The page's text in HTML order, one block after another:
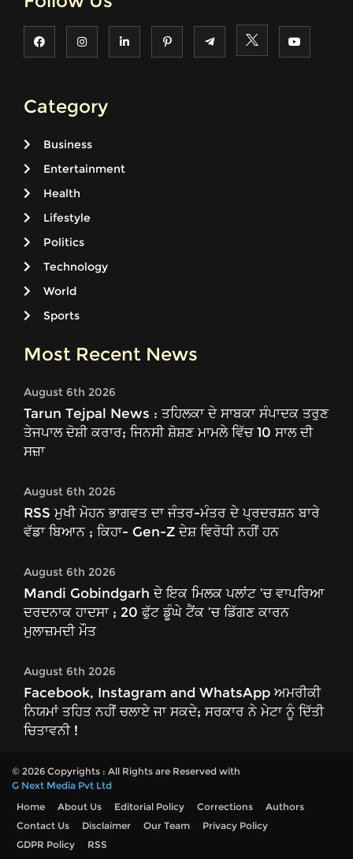
Category
Business
Entertainment
Health
Lifestyle
Politics
Technology
World
Sports
Most Recent News
August 6th 2026
Tarun Tejpal News : ਤਹਿਲਕਾ ਦੇ ਸਾਬਕਾ ਸੰਪਾਦਕ ਤਰੁਣ
ਤੇਜਪਾਲ ਦੋਸ਼ੀ ਕਰਾਰ; ਜਿਨਸੀ ਸ਼ੋਸ਼ਣ ਮਾਮਲੇ ਵਿੱਚ 10 ਸਾਲ ਦੀ
ਸਜ਼ਾ
August 6th 2026
RSS ਮੁਖੀ ਮੋਹਨ ਭਾਗਵਤ ਦਾ ਜੰਤਰ-ਮੰਤਰ ਦੇ ਪ੍ਰਦਰਸ਼ਨ ਬਾਰੇ
ਵੱਡਾ ਬਿਆਨ ; ਕਿਹਾ- Gen-Z ਦੇਸ਼ ਵਿਰੋਧੀ ਨਹੀਂ ਹਨ
August 6th 2026
Mandi Gobindgarh ਦੇ ਇਕ ਮਿਲਕ ਪਲਾਂਟ ’ਚ ਵਾਪਰਿਆ
ਦਰਦਨਾਕ ਹਾਦਸਾ ; 20 ਫੁੱਟ ਡੂੰਘੇ ਟੈਂਕ ’ਚ ਡਿੱਗਣ ਕਾਰਨ
ਮੁਲਾਜ਼ਮਦੀ ਮੌਤ
August 6th 2026
Facebook, Instagram and WhatsApp ਅਮਰੀਕੀ
ਨਿਯਮਾਂ ਤਹਿਤ ਨਹੀਂ ਚਲਾਏ ਜਾ ਸਕਦੇ; ਸਰਕਾਰ ਨੇ ਮੇਟਾ ਨੂੰ ਦਿੱਤੀ
ਚਿਤਾਵਨੀ !
© 2026 Copyrights : All Rights are Reserved with
G Next Media Pvt Ltd
Home
About Us Editorial Policy Corrections
Authors
Contact Us
Disclaimer Our Team
Privacy Policy
GDPR Policy
RSS